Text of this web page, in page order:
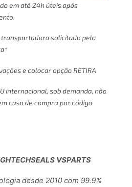
em até 24h úteis após
transportadora solicitado pelo
e colocar opção RETIRA
internacional, sob demanda, não
caso de compra por código
VSPARTS
desde 2010 com 99.9%